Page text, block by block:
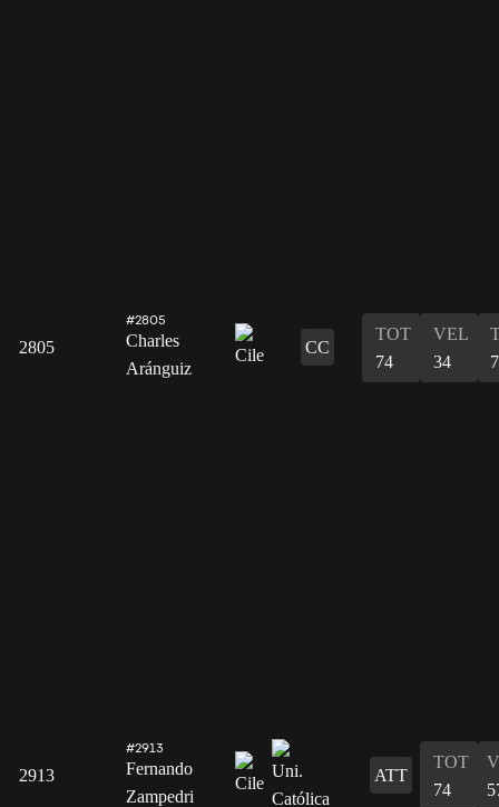
2805
#2805
Charles
Aránguiz
CC
TOT
74
VEL
34
2913
#2913
Fernando
Zampedri
ATT
TOT
74